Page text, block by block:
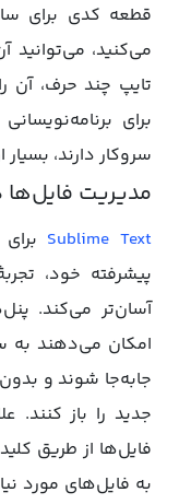
قطعه کدی برای
تایپ چند حرف، آن
برای
سروکار دارند،
مدیریت فایل‌ها
Sublime Text
پیشرفته‌ خود،
آسان‌تر می‌کند.
امکان می‌دهند به
جابه‌جا شوند و
جدید را باز کنند.
فایل‌ها از طریق
به فایل‌های مورد